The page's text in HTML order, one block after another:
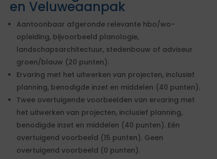
en Veluweaanpak
Aantoonbaar afgeronde relevante hbo/wo-
opleiding, bijvoorbeeld planologie,
landschapsarchitectuur, stedenbouw of adviseur
groen/blauw (20 punten).
Ervaring met het uitwerken van projecten, inclusief
planning, benodigde inzet en middelen (40 punten).
Twee overtuigende voorbeelden van ervaring met
het uitwerken van projecten, inclusief planning,
benodigde inzet en middelen (40 punten). Eén
overtuigend voorbeeld (15 punten). Geen
overtuigend voorbeeld (0 punten).